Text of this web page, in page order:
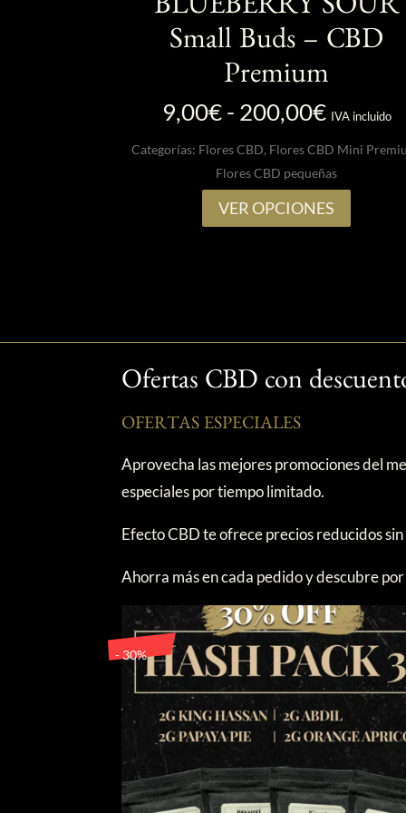
BLUEBERRY SOUR
Small Buds – CBD
Premium
9,00€- 200,00€Rango
precios:
desde
9,00€
hasta
IVA incluido
Categorías: Flores CBD, Flores CBD Mini
Flores CBD pequeñas
VER OPCIONES
producto
pueden
la
Ofertas CBD con
OFERTAS ESPECIALES
Aprovecha las mejores promociones del
especiales por tiempo limitado.
Efecto CBD te ofrece precios reducidos
Ahorra más en cada pedido y descubre
- 30%